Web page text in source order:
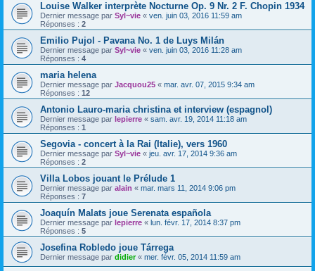
Louise Walker interprète Nocturne Op. 9 Nr. 2 F. Chopin 1934
Dernier message par Syl~vie « ven. juin 03, 2016 11:59 am
Réponses : 2
Emilio Pujol - Pavana No. 1 de Luys Milán
Dernier message par Syl~vie « ven. juin 03, 2016 11:28 am
Réponses : 4
maria helena
Dernier message par Jacquou25 « mar. avr. 07, 2015 9:34 am
Réponses : 12
Antonio Lauro-maria christina et interview (espagnol)
Dernier message par lepierre « sam. avr. 19, 2014 11:18 am
Réponses : 1
Segovia - concert à la Rai (Italie), vers 1960
Dernier message par Syl~vie « jeu. avr. 17, 2014 9:36 am
Réponses : 2
Villa Lobos jouant le Prélude 1
Dernier message par alain « mar. mars 11, 2014 9:06 pm
Réponses : 7
Joaquín Malats joue Serenata española
Dernier message par lepierre « lun. févr. 17, 2014 8:37 pm
Réponses : 5
Josefina Robledo joue Tárrega
Dernier message par didier« mer. févr. 05, 2014 11:59 am